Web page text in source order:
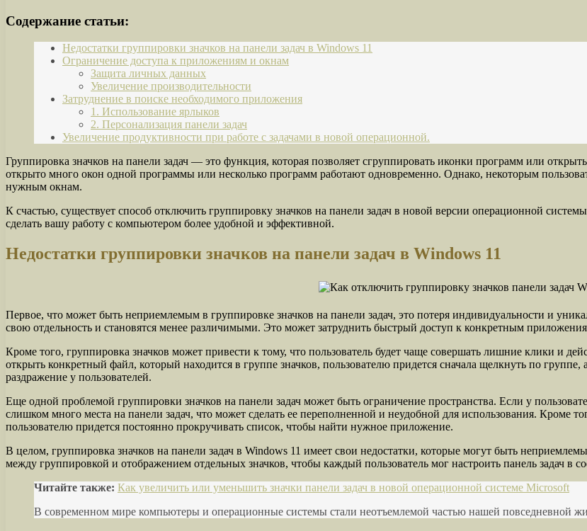
Содержание статьи:
Недостатки группировки значков на панели задач в Windows 11
Ограничение доступа к приложениям и окнам
Защита личных данных
Увеличение производительности
Затруднение в поиске необходимого приложения
1. Использование ярлыков
2. Персонализация панели задач
Увеличение продуктивности при работе с задачами в новой операционной.
Группировка значков на панели задач — это функция, которая позволяет сгруппировать иконки программ или
открыто много окон одной программы или несколько программ работают одновременно. Однако, некоторым
нужным окнам.
К счастью, существует способ отключить группировку значков на панели задач в новой версии операционной
сделать вашу работу с компьютером более удобной и эффективной.
Недостатки группировки значков на панели задач в Windows 11
Первое, что может быть неприемлемым в группировке значков на панели задач, это потеря индивидуальности и
свою отдельность и становятся менее различимыми. Это может затруднить быстрый доступ к конкретным
Кроме того, группировка значков может привести к тому, что пользователь будет чаще совершать лишние клики и
открыть конкретный файл, который находится в группе значков, пользователю придется сначала щелкнуть по
раздражение у пользователей.
Еще одной проблемой группировки значков на панели задач может быть ограничение пространства. Если у
слишком много места на панели задач, что может сделать ее переполненной и неудобной для использования. Кроме
пользователю придется постоянно прокручивать список, чтобы найти нужное приложение.
В целом, группировка значков на панели задач в Windows 11 имеет свои недостатки, которые могут быть
между группировкой и отображением отдельных значков, чтобы каждый пользователь мог настроить панель задач в
Читайте также: Как увеличить или уменьшить значки панели задач в новой операционной системе Microsoft
В современном мире компьютеры и операционные системы стали неотъемлемой частью нашей повседневной